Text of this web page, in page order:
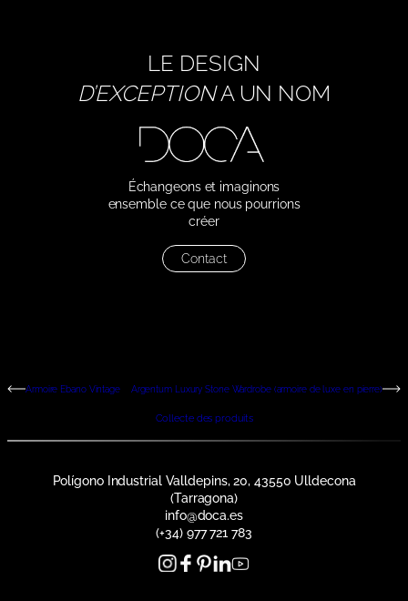
LE DESIGN
D’EXCEPTIONA UN NOM
Échangeons et imaginons
ensemble ce que nous pourrions
créer
Contact
Armoire Ebano Vintage Argentum Luxury Stone Wardrobe (armoire de luxe en pierre)
Collecte des produits
Polígono Industrial Valldepins, 20, 43550 Ulldecona
(Tarragona)
info@doca.es
(+34) 977 721 783